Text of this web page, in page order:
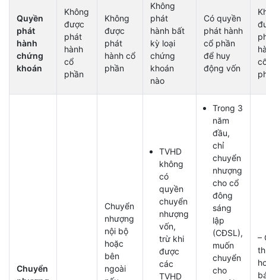
Quyền
phát
hành
chứng
khoán
Không
được
phát
hành
cổ
phần
Không
được
phát
hành cổ
phần
Không
phát
hành bất
kỳ loại
chứng
khoán
nào
Có quyền
phát hành
cổ phần
để huy
động vốn
Chuyển
Chuyển
nhượng
nội bộ
hoặc
bên
ngoài
TVHD
không
có
quyền
chuyển
nhượng
vốn,
trừ khi
được
các
TVHD
Trong 3
năm
đầu,
chỉ
chuyển
nhượng
cho cổ
đông
sáng
lập
(CĐSL),
muốn
chuyển
cho
–